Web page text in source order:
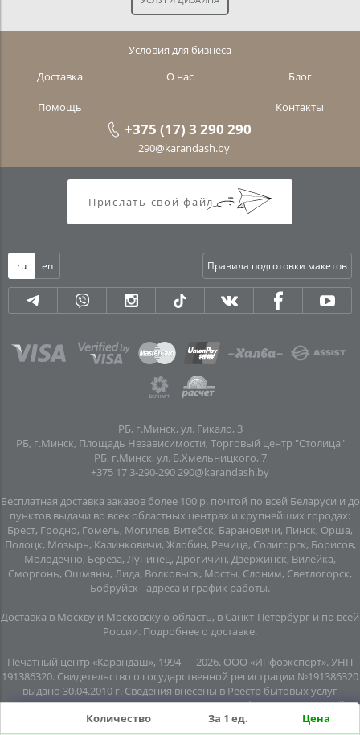
Количество За 1 ед. Цена
Условия для бизнеса
Доставка
О нас Блог
Помощь Контакты
+375 (17) 3 290 290
290@karandash.by
Прислать свой файл
ru en Правила подготовки макетов
РБ, г.Минск, ул. Гикало, 3
РБ, г.Минск, Площадь Независимости, Торговый центр "Столица"
РБ, г.Минск, ул. Б.Хмельницкого, 7
+375 17 3-290-290 290@karandash.by
Бесплатная доставка заказов более 100 р. почтой по всей Беларуси и до
пунктов выдачи во всех областных центрах и крупнейших городах:
Брест, Гродно, Гомель, Могилев, Витебск, Барановичи, Пинск, Орша,
Полоцк, Мозырь, Калинковичи, Жлобин, Речица, Солигорск, Борисов,
Молодечно, Береза, Лунинец, Дрогичин, Дзержинск, Вилейка,
Сморгонь, Ошмяны, Лида, Волковыск, Мосты, Слоним, Светлогорск,
Бобруйск - адреса и график работы.
Доставка в Москву и Московскую область, в Санкт-Петербург и по всей
Росcии. Подробнее о доставке.
Печатный центр «Карандаш», 1994 — 2026. ООО «Инфоэксперт». УНП
191386320. Свидетельство о государственной регистрации №191386320
выдано 30.04.2010 г. Сведения внесены в Реестр бытовых услуг
08.06.2015г. (свидетельство №20445). Почтовый адрес: подземный
переход №8, помещение №7, пл. Независимости, г. Минск, 220030.